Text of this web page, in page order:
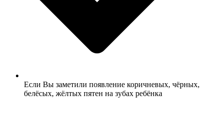
Если Вы заметили появление коричневых, чёрных,
белёсых, жёлтых пятен на зубах ребёнка